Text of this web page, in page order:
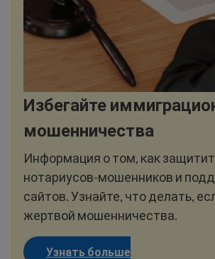
Избегайте
мошенничества
Информация о том, как
нотариусов-мошенников и
сайтов. Узнайте, что делать,
жертвой мошенничества.
Узнать больше